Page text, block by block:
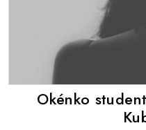
Okénko